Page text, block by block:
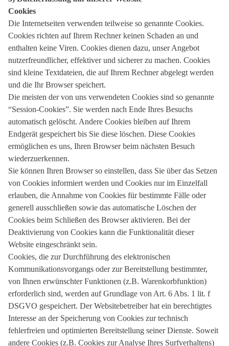
Cookies
Die Internetseiten verwenden teilweise so genannte Cookies.
Cookies richten auf Ihrem Rechner keinen Schaden an und
enthalten keine Viren. Cookies dienen dazu, unser Angebot
nutzerfreundlicher, effektiver und sicherer zu machen. Cookies
sind kleine Textdateien, die auf Ihrem Rechner abgelegt werden
und die Ihr Browser speichert.
Die meisten der von uns verwendeten Cookies sind so genannte
“Session-Cookies”. Sie werden nach Ende Ihres Besuchs
automatisch gelöscht. Andere Cookies bleiben auf Ihrem
Endgerät gespeichert bis Sie diese löschen. Diese Cookies
ermöglichen es uns, Ihren Browser beim nächsten Besuch
wiederzuerkennen.
Sie können Ihren Browser so einstellen, dass Sie über das Setzen
von Cookies informiert werden und Cookies nur im Einzelfall
erlauben, die Annahme von Cookies für bestimmte Fälle oder
generell ausschließen sowie das automatische Löschen der
Cookies beim Schließen des Browser aktivieren. Bei der
Deaktivierung von Cookies kann die Funktionalität dieser
Website eingeschränkt sein.
Cookies, die zur Durchführung des elektronischen
Kommunikationsvorgangs oder zur Bereitstellung bestimmter,
von Ihnen erwünschter Funktionen (z.B. Warenkorbfunktion)
erforderlich sind, werden auf Grundlage von Art. 6 Abs. 1 lit. f
DSGVO gespeichert. Der Websitebetreiber hat ein berechtigtes
Interesse an der Speicherung von Cookies zur technisch
fehlerfreien und optimierten Bereitstellung seiner Dienste. Soweit
andere Cookies (z.B. Cookies zur Analyse Ihres Surfverhaltens)